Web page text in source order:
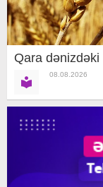
Qara dənizdəki
08.08.2026